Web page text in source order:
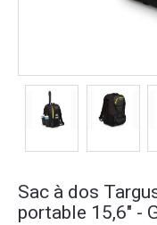
Sac à dos
portable 15,6" -